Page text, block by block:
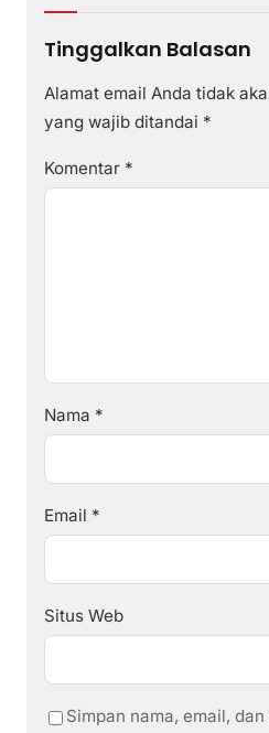
Tinggalkan Balasan
Alamat email Anda tidak
yang wajib ditandai *
Komentar *
Nama *
Email *
Situs Web
Simpan nama, email,